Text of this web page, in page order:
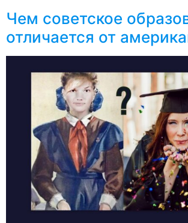
Чем советское
отличается от